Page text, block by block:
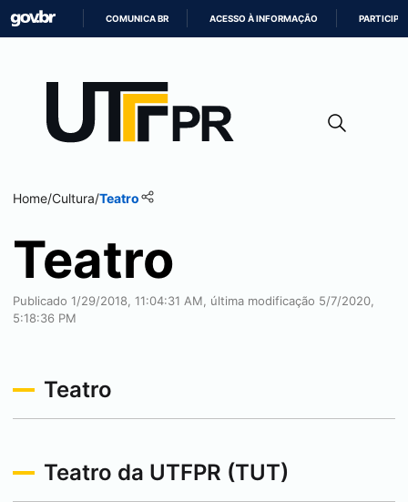
CONTEÚDO
COMUNICA BR ACESSO À INFORMAÇÃO PARTICIPE
Home/Cultura/Teatro
Teatro
Publicado 1/29/2018, 11:04:31 AM, última modificação 5/7/2020,
5:18:36 PM
Teatro
Teatro da UTFPR (TUT)